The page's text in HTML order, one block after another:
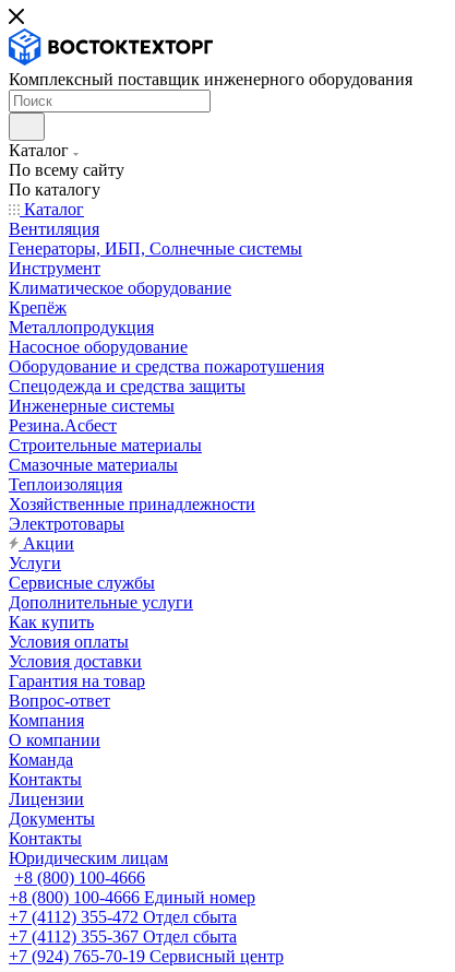
Комплексный поставщик инженерного оборудования
Каталог
По всему сайту
По каталогу
Каталог
Вентиляция
Генераторы, ИБП, Солнечные системы
Инструмент
Климатическое оборудование
Крепёж
Металлопродукция
Насосное оборудование
Оборудование и средства пожаротушения
Спецодежда и средства защиты
Инженерные системы
Резина.Асбест
Строительные материалы
Смазочные материалы
Теплоизоляция
Хозяйственные принадлежности
Электротовары
Акции
Услуги
Сервисные службы
Дополнительные услуги
Как купить
Условия оплаты
Условия доставки
Гарантия на товар
Вопрос-ответ
Компания
О компании
Команда
Контакты
Лицензии
Документы
Контакты
Юридическим лицам
+8 (800) 100-4666
+8 (800) 100-4666 Единый номер
+7 (4112) 355-472 Отдел сбыта
+7 (4112) 355-367 Отдел сбыта
+7 (924) 765-70-19 Сервисный центр